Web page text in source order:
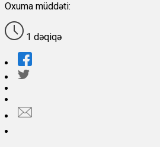
Oxuma müddəti:
1 dəqiqə